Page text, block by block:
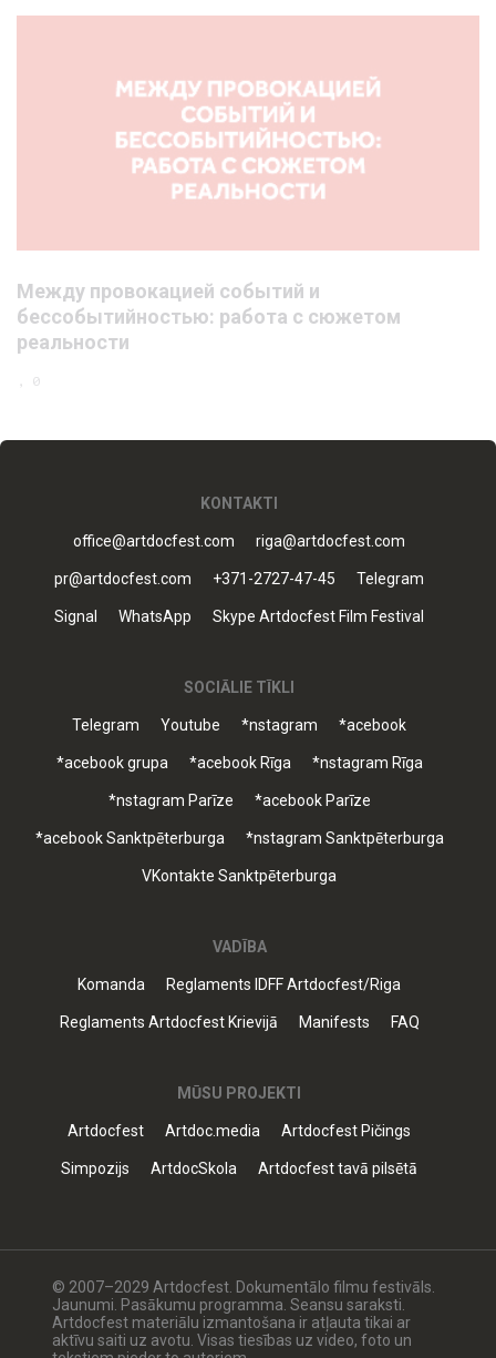
Между провокацией событий и
бессобытийностью: работа с сюжетом
реальности
, 0
KONTAKTI
office@artdocfest.com riga@artdocfest.com
pr@artdocfest.com +371-2727-47-45 Telegram
Signal WhatsApp Skype Artdocfest Film Festival
SOCIĀLIE TĪKLI
Telegram Youtube *nstagram *acebook
*acebook grupa *acebook Rīga *nstagram Rīga
*nstagram Parīze *acebook Parīze
*acebook Sanktpēterburga *nstagram Sanktpēterburga
VKontakte Sanktpēterburga
VADĪBA
Komanda Reglaments IDFF Artdocfest/Riga
Reglaments Artdocfest Krievijā Manifests FAQ
MŪSU PROJEKTI
Artdocfest Artdoc.media Artdocfest Pičings
Simpozijs ArtdocSkola Artdocfest tavā pilsētā
© 2007–2029 Artdocfest. Dokumentālo filmu festivāls.
Jaunumi. Pasākumu programma. Seansu saraksti.
Artdocfest materiālu izmantošana ir atļauta tikai ar
aktīvu saiti uz avotu. Visas tiesības uz video, foto un